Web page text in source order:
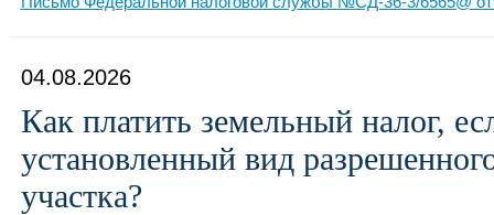
04.08.2026
Как платить земельный налог,
установленный вид
участка?